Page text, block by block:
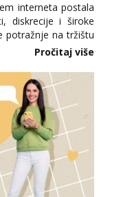
interneta postala
diskrecije i široke
potražnje na tržištu
nepouzdane
podrijetla. ...
Pročitaj više